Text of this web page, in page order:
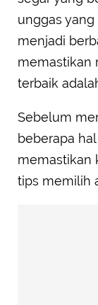
unggas
menjadi
memastikan
terbaik
Sebelum
beberapa
memastikan
tips memilih